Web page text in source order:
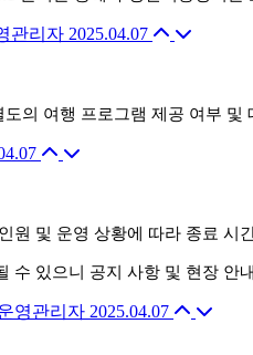
관리자 2025.04.07
의 여행 프로그램 제공 여부
원 및 운영 상황에 따라 종료 시
수 있으니 공지 사항 및 현장 안
영관리자 2025.04.07